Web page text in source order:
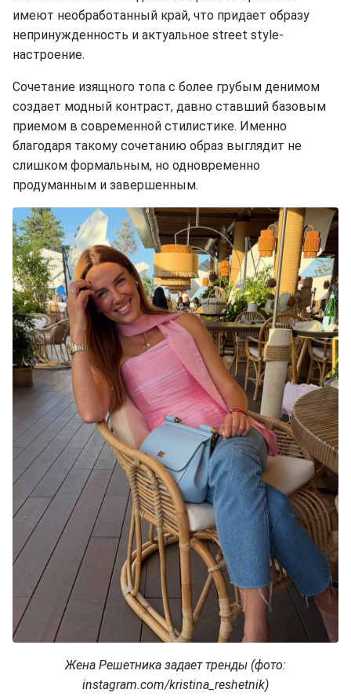
имеют необработанный край, что придает образу
непринужденность и актуальное street style-
настроение.
Сочетание изящного топа с более грубым денимом
создает модный контраст, давно ставший базовым
приемом в современной стилистике. Именно
благодаря такому сочетанию образ выглядит не
слишком формальным, но одновременно
продуманным и завершенным.
Жена Решетника задает тренды (фото:
instagram.com/kristina_reshetnik)